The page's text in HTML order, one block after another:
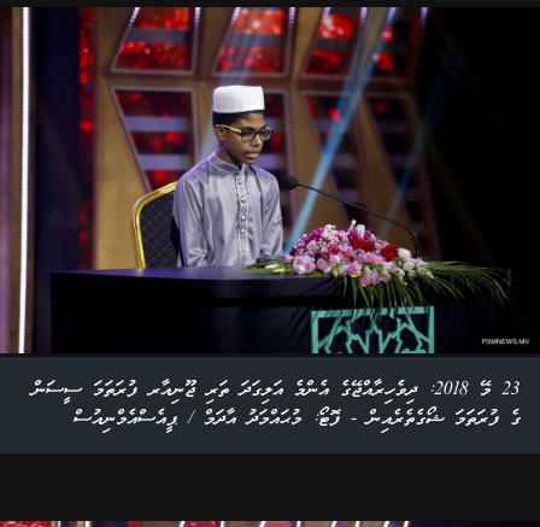
23 މޭ 2018: ދިވެހިރާއްޖޭގެ އެންމެ އަލިގަދަ ތަރި ޖޫނިއާރ ފުރަތަމަ ސީސަން
ގެ ފުރަތަމަ ޝޯގެތެރެއިން - ފޮޓޯ: މުޙައްމަދު އާދަމް / ޕީއެސްއެމްނިއުސް